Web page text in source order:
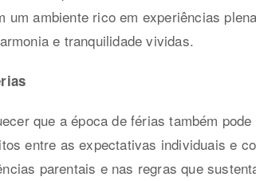
um ambiente rico em experiências
e tranquilidade vividas.
que a época de férias também
entre as expectativas individuais e
parentais e nas regras que